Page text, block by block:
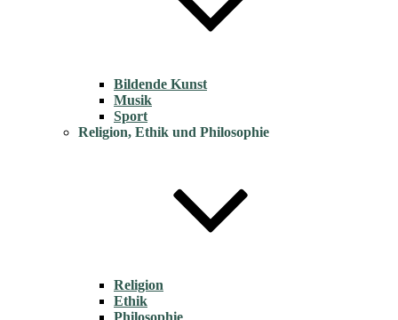
Bildende Kunst
Musik
Sport
Religion, Ethik und Philosophie
Religion
Ethik
Philosophie